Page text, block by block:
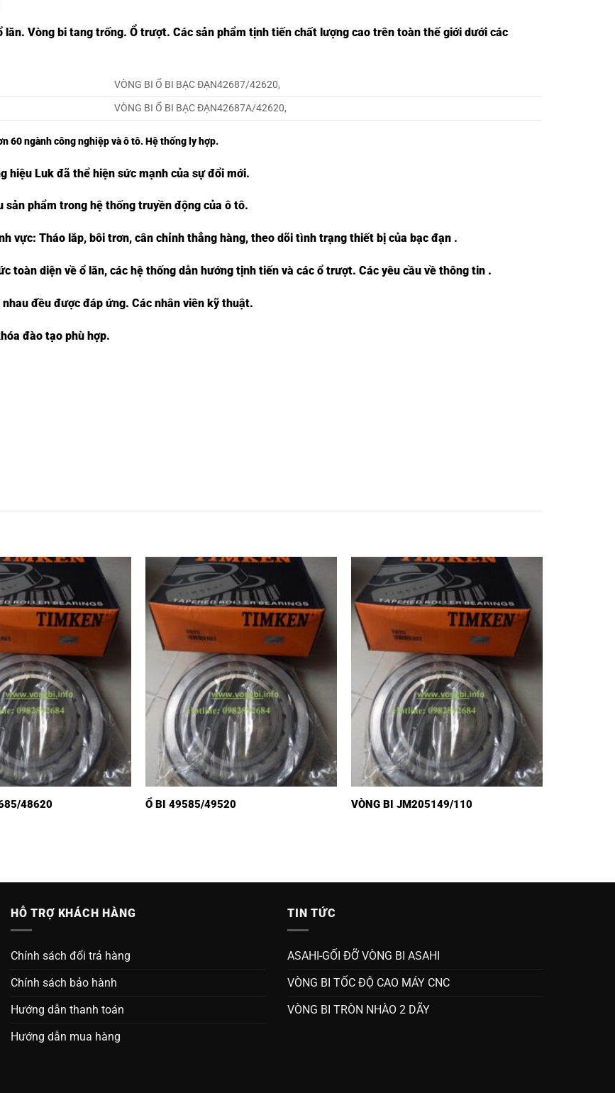
Vòng bi tang trống. Ổ trượt. Các sản phẩm tịnh tiến chất lượng cao trên toàn thế giới dưới các
VÒNG BI Ổ BI BẠC ĐẠN42687/42620,
VÒNG BI Ổ BI BẠC ĐẠN42687A/42620,
60 ngành công nghiệp và ô tô. Hệ thống ly hợp.
hiệu Luk đã thể hiện sức mạnh của sự đổi mới.
phẩm trong hệ thống truyền động của ô tô.
vực: Tháo lắp, bôi trơn, cân chỉnh thẳng hàng, theo dõi tình trạng thiết bị của bạc đạn .
toàn diện về ổ lăn, các hệ thống dẫn hướng tịnh tiến và các ổ trượt. Các yêu cầu về thông tin .
đều được đáp ứng. Các nhân viên kỹ thuật.
đào tạo phù hợp.
48620 Ổ BI 49585/49520 VÒNG BI JM205149/110
HỖ TRỢ KHÁCH HÀNG
Chính sách đổi trả hàng
Chính sách bảo hành
Hướng dẫn thanh toán
Hướng dẫn mua hàng
TIN TỨC
ASAHI-GỐI ĐỠ VÒNG BI ASAHI
VÒNG BI TỐC ĐỘ CAO MÁY CNC
VÒNG BI TRÒN NHÀO 2 DÃY